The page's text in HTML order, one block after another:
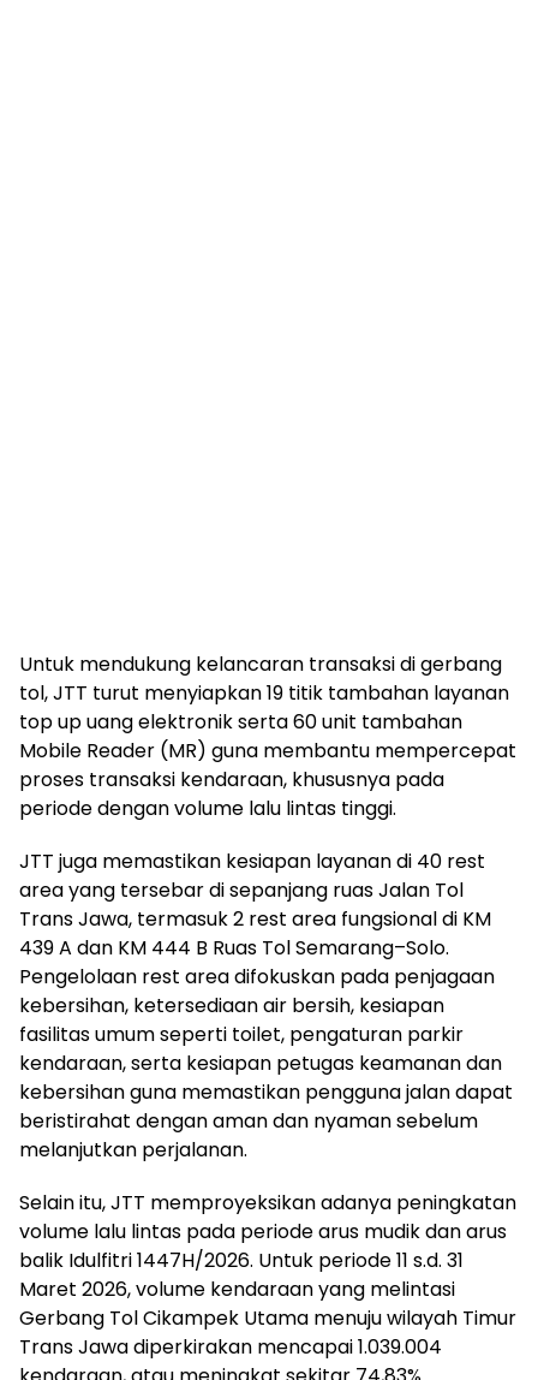
Untuk mendukung kelancaran transaksi di gerbang
tol, JTT turut menyiapkan 19 titik tambahan layanan
top up uang elektronik serta 60 unit tambahan
Mobile Reader (MR) guna membantu mempercepat
proses transaksi kendaraan, khususnya pada
periode dengan volume lalu lintas tinggi.
JTT juga memastikan kesiapan layanan di 40 rest
area yang tersebar di sepanjang ruas Jalan Tol
Trans Jawa, termasuk 2 rest area fungsional di KM
439 A dan KM 444 B Ruas Tol Semarang–Solo.
Pengelolaan rest area difokuskan pada penjagaan
kebersihan, ketersediaan air bersih, kesiapan
fasilitas umum seperti toilet, pengaturan parkir
kendaraan, serta kesiapan petugas keamanan dan
kebersihan guna memastikan pengguna jalan dapat
beristirahat dengan aman dan nyaman sebelum
melanjutkan perjalanan.
Selain itu, JTT memproyeksikan adanya peningkatan
volume lalu lintas pada periode arus mudik dan arus
balik Idulfitri 1447H/2026. Untuk periode 11 s.d. 31
Maret 2026, volume kendaraan yang melintasi
Gerbang Tol Cikampek Utama menuju wilayah Timur
Trans Jawa diperkirakan mencapai 1.039.004